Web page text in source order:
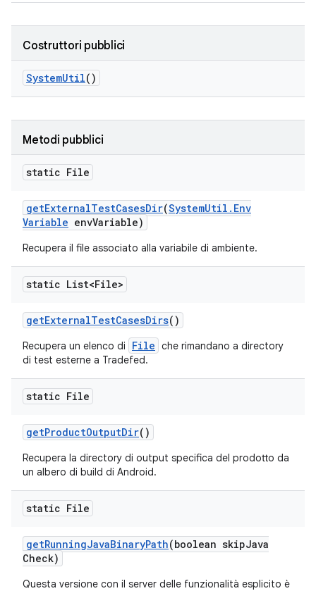
Costruttori pubblici
SystemUtil()
Metodi pubblici
static File
getExternalTestCasesDir(SystemUtil . Env
Variable envVariable)
Recupera il file associato alla variabile di ambiente.
static List<File>
getExternalTestCasesDirs()
Recupera un elenco di File che rimandano a directory
di test esterne a Tradefed.
static File
getProductOutputDir()
Recupera la directory di output specifica del prodotto da
un albero di build di Android.
static File
getRunningJavaBinaryPath(boolean skipJava
Check)
Questa versione con il server delle funzionalità esplicito è